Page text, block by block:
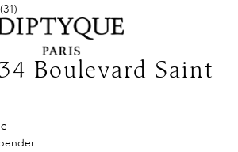
Boulevard Saint